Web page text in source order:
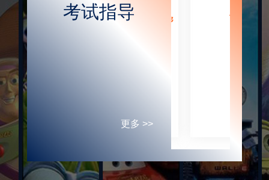
考试指导
更多 >>
题解析免费
免费
免费